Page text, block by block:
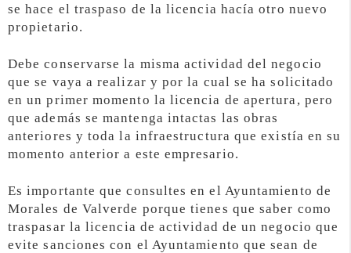
se hace el traspaso de la licencia hacía otro nuevo
propietario.
Debe conservarse la misma actividad del negocio
que se vaya a realizar y por la cual se ha solicitado
en un primer momento la licencia de apertura, pero
que además se mantenga intactas las obras
anteriores y toda la infraestructura que existía en su
momento anterior a este empresario.
Es importante que consultes en el Ayuntamiento de
Morales de Valverde porque tienes que saber como
traspasar la licencia de actividad de un negocio que
evite sanciones con el Ayuntamiento que sean de